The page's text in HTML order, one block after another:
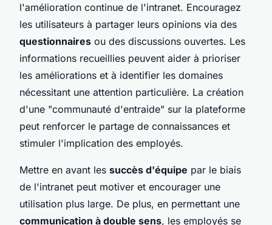
l'amélioration continue de l'intranet. Encouragez
les utilisateurs à partager leurs opinions via des
questionnaires ou des discussions ouvertes. Les
informations recueillies peuvent aider à prioriser
les améliorations et à identifier les domaines
nécessitant une attention particulière. La création
d'une "communauté d'entraide" sur la plateforme
peut renforcer le partage de connaissances et
stimuler l'implication des employés.
Mettre en avant les succès d'équipe par le biais
de l'intranet peut motiver et encourager une
utilisation plus large. De plus, en permettant une
communication à double sens, les employés se